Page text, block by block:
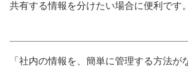
共有する情報を分けたい場合に便利です。
「社内の情報を、簡単に管理する方法が